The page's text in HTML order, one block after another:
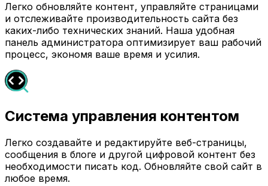
Легко обновляйте контент, управляйте страницами
и отслеживайте производительность сайта без
каких-либо технических знаний. Наша удобная
панель администратора оптимизирует ваш рабочий
процесс, экономя ваше время и усилия.
Система управления контентом
Легко создавайте и редактируйте веб-страницы,
сообщения в блоге и другой цифровой контент без
необходимости писать код. Обновляйте свой сайт в
любое время.